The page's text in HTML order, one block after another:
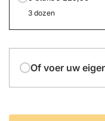
3 dozen
Of voer uw